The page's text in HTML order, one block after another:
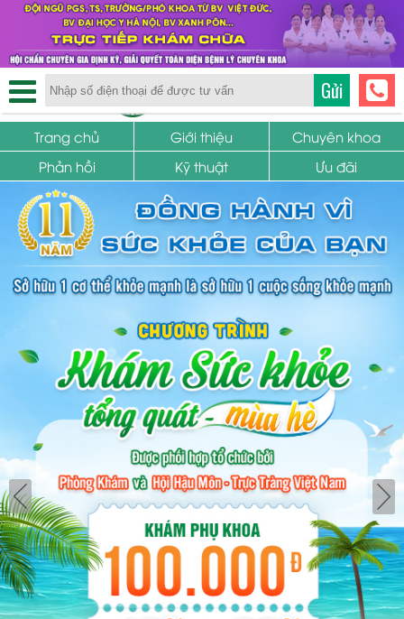
TRUNG TÂM PHỤ KHOA
SỨC KHỎE SINH SẢN
Trang chủ Giới thiệu
Chuyên khoa
Phản hồi
Kỹ thuật Ưu đãi
Gửi